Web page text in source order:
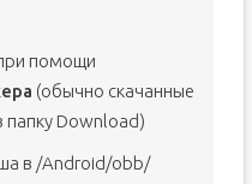
помощи
(обычно скачанные
Download)
в /Android/obb/